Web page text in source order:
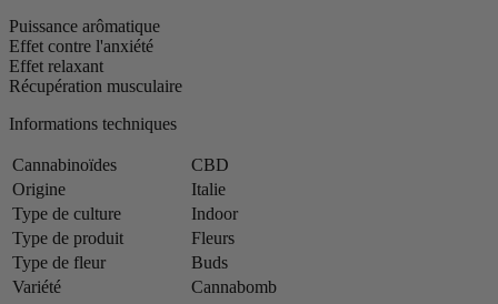
Puissance arômatique
Effet contre l'anxiété
Effet relaxant
Récupération musculaire
Informations techniques
Cannabinoïdes
CBD
Origine
Italie
Type de culture
Indoor
Type de produit
Fleurs
Type de fleur
Buds
Variété
Cannabomb